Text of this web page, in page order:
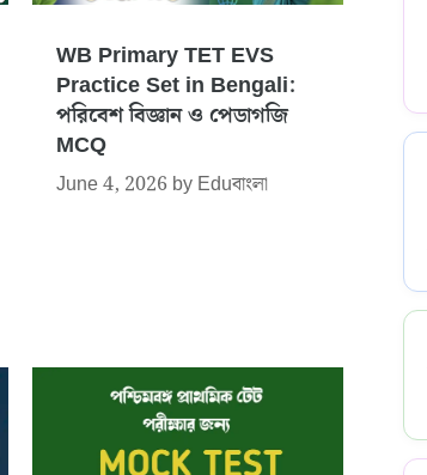
WB Primary TET EVS
Practice Set in Bengali:
পরিবেশ বিজ্ঞান ও পেডাগজি
MCQ
June 4, 2026byEduবাংলা